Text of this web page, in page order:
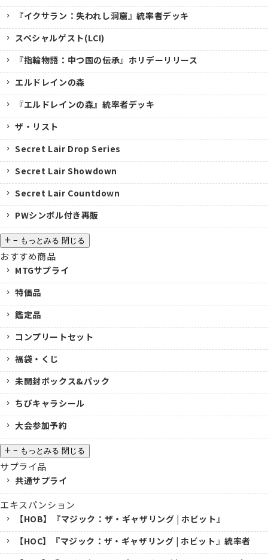
『イクサラン：失われし洞窟』統率者デッキ
スペシャルゲスト(LCI)
『指輪物語：中つ国の伝承』ホリデーリリース
エルドレインの森
『エルドレインの森』統率者デッキ
ザ・リスト
Secret Lair Drop Series
Secret Lair Showdown
Secret Lair Countdown
PWシンボル付き再販
− もっとみる 閉じる
おすすめ商品
MTGサプライ
特価品
鑑定品
コンプリートセット
福袋・くじ
未開封ボックス&パック
ちびキャラシール
大会参加予約
− もっとみる 閉じる
サプライ品
共通サプライ
エキスパンション
【HOB】『マジック：ザ・ギャザリング | ホビット』
【HOC】『マジック：ザ・ギャザリング | ホビット』統率者